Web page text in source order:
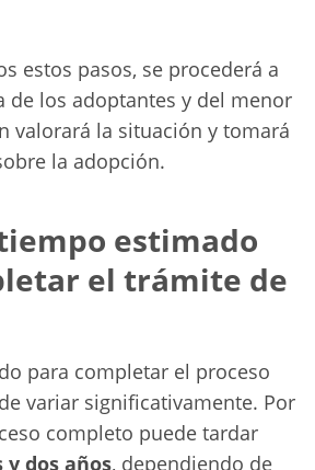
estos pasos, se procederá a
de los adoptantes y del menor
valorará la situación y tomará
la adopción.
estimado
el trámite de
para completar el proceso
variar significativamente. Por
completo puede tardar
y dos años, dependiendo de